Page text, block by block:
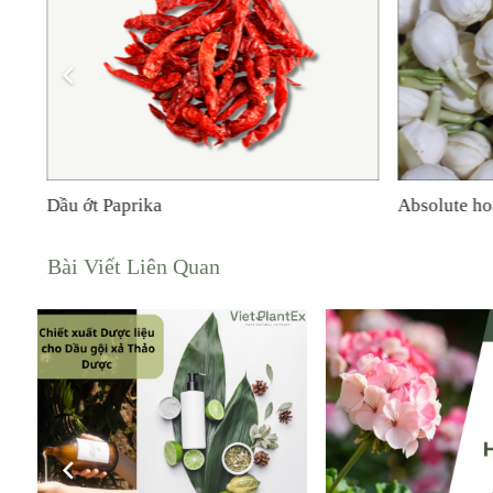
Dầu Gừng Chiết ScCO2có vị cay nóng cực mạnh và mùi
Dầu vỏ quế CO2 Dầu cafe
Bài Viết Liên Quan